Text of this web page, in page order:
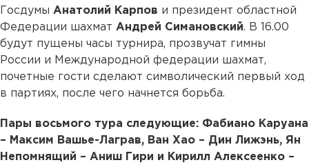
Госдумы Анатолий Карпов и президент областной
Федерации шахмат Андрей Симановский. В 16.00
будут пущены часы турнира, прозвучат гимны
России и Международной федерации шахмат,
почетные гости сделают символический первый ход
в партиях, после чего начнется борьба.
Пары восьмого тура следующие: Фабиано Каруана
– Максим Вашье-Лаграв, Ван Хао – Дин Лижэнь, Ян
Непомнящий – Аниш Гири и Кирилл Алексеенко –